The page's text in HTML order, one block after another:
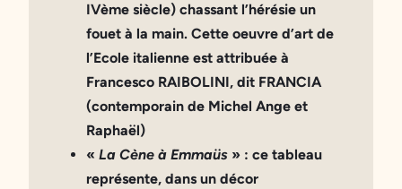
IVème siècle) chassant l’hérésie un
fouet à la main. Cette oeuvre d’art de
l’Ecole italienne est attribuée à
Francesco RAIBOLINI, dit FRANCIA
(contemporain de Michel Ange et
Raphaël)
« La Cène à Emmaüs » : ce tableau
représente, dans un décor